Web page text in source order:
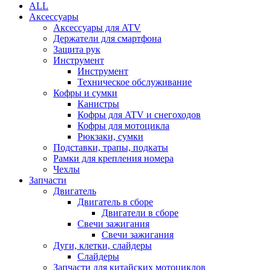
ALL
Аксессуары
Аксессуары для ATV
Держатели для смартфона
Защита рук
Инструмент
Инструмент
Техническое обслуживание
Кофры и сумки
Канистры
Кофры для ATV и снегоходов
Кофры для мотоцикла
Рюкзаки, сумки
Подставки, трапы, подкаты
Рамки для крепления номера
Чехлы
Запчасти
Двигатель
Двигатель в сборе
Двигатели в сборе
Свечи зажигания
Свечи зажигания
Дуги, клетки, слайдеры
Слайдеры
Запчасти для китайских мотоциклов